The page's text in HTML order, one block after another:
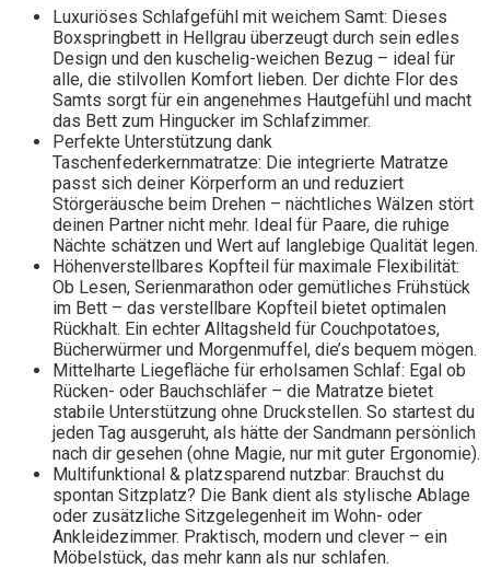
Luxuriöses Schlafgefühl mit weichem Samt: Dieses
Boxspringbett in Hellgrau überzeugt durch sein edles
Design und den kuschelig-weichen Bezug – ideal für
alle, die stilvollen Komfort lieben. Der dichte Flor des
Samts sorgt für ein angenehmes Hautgefühl und macht
das Bett zum Hingucker im Schlafzimmer.
Perfekte Unterstützung dank
Taschenfederkernmatratze: Die integrierte Matratze
passt sich deiner Körperform an und reduziert
Störgeräusche beim Drehen – nächtliches Wälzen stört
deinen Partner nicht mehr. Ideal für Paare, die ruhige
Nächte schätzen und Wert auf langlebige Qualität legen.
Höhenverstellbares Kopfteil für maximale Flexibilität:
Ob Lesen, Serienmarathon oder gemütliches Frühstück
im Bett – das verstellbare Kopfteil bietet optimalen
Rückhalt. Ein echter Alltagsheld für Couchpotatoes,
Bücherwürmer und Morgenmuffel, die’s bequem mögen.
Mittelharte Liegefläche für erholsamen Schlaf: Egal ob
Rücken- oder Bauchschläfer – die Matratze bietet
stabile Unterstützung ohne Druckstellen. So startest du
jeden Tag ausgeruht, als hätte der Sandmann persönlich
nach dir gesehen (ohne Magie, nur mit guter Ergonomie).
Multifunktional & platzsparend nutzbar: Brauchst du
spontan Sitzplatz? Die Bank dient als stylische Ablage
oder zusätzliche Sitzgelegenheit im Wohn- oder
Ankleidezimmer. Praktisch, modern und clever – ein
Möbelstück, das mehr kann als nur schlafen.